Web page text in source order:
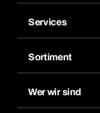
Merklisten
Nachbestellungen
Abo-Funktion
Services
Chemical Safety
eProcurement
Sortiment
Wer wir sind